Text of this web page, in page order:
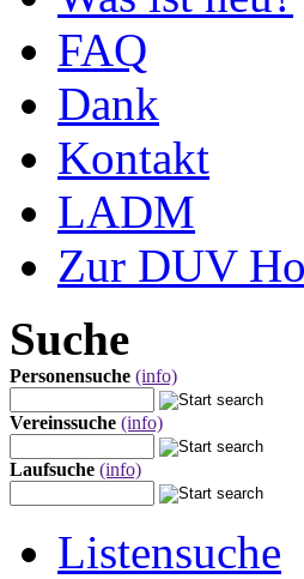
FAQ
Dank
Kontakt
LADM
Zur DUV
Suche
Personensuche (info)
Vereinssuche (info)
Laufsuche (info)
Listensuche